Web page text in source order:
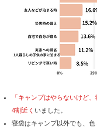
「キャンプはやらないけど
4割近く いました。
寝袋はキャンプ以外でも、